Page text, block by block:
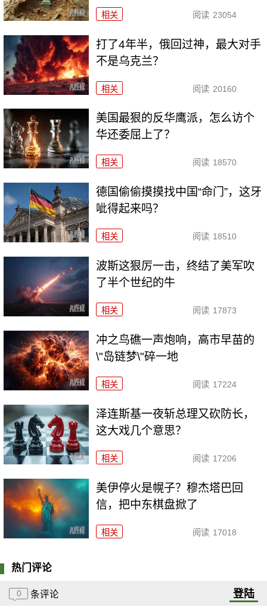
相关 阅读 23054
打了4年半，俄回过神，最大对手
不是乌克兰？
相关 阅读 20160
美国最狠的反华鹰派，怎么访个
华还委屈上了？
相关 阅读 18570
德国偷偷摸摸找中国“命门”，这牙
呲得起来吗？
相关 阅读 18510
波斯这狠厉一击，终结了美军吹
了半个世纪的牛
相关 阅读 17873
冲之鸟礁一声炮响，高市早苗的
\"岛链梦\"碎一地
相关 阅读 17224
泽连斯基一夜斩总理又砍防长，
这大戏几个意思？
相关 阅读 17206
美伊停火是幌子？穆杰塔巴回
信，把中东棋盘掀了
相关 阅读 17018
热门评论
0 条评论 登陆